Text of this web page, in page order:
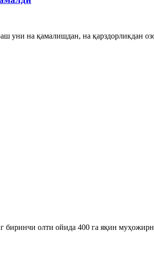
уни на қамалишдан, на қарздорликдан
олти ойида 400 га яқин